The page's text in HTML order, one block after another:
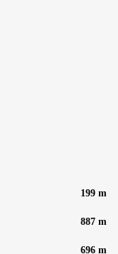
199 m
887 m
696 m